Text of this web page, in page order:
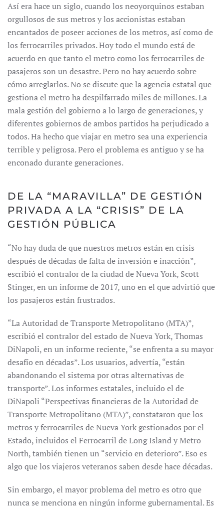
Así era hace un siglo, cuando los neoyorquinos estaban
orgullosos de sus metros y los accionistas estaban
encantados de poseer acciones de los metros, así como de
los ferrocarriles privados. Hoy todo el mundo está de
acuerdo en que tanto el metro como los ferrocarriles de
pasajeros son un desastre. Pero no hay acuerdo sobre
cómo arreglarlos. No se discute que la agencia estatal que
gestiona el metro ha despilfarrado miles de millones. La
mala gestión del gobierno a lo largo de generaciones, y
diferentes gobiernos de ambos partidos ha perjudicado a
todos. Ha hecho que viajar en metro sea una experiencia
terrible y peligrosa. Pero el problema es antiguo y se ha
enconado durante generaciones.
DE LA “MARAVILLA” DE GESTIÓN
PRIVADA A LA “CRISIS” DE LA
GESTIÓN PÚBLICA
“No hay duda de que nuestros metros están en crisis
después de décadas de falta de inversión e inacción”,
escribió el contralor de la ciudad de Nueva York, Scott
Stinger, en un informe de 2017, uno en el que advirtió que
los pasajeros están frustrados.
“La Autoridad de Transporte Metropolitano (MTA)”,
escribió el contralor del estado de Nueva York, Thomas
DiNapoli, en un informe reciente, “se enfrenta a su mayor
desafío en décadas”. Los usuarios, advertía, “están
abandonando el sistema por otras alternativas de
transporte”. Los informes estatales, incluido el de
DiNapoli “Perspectivas financieras de la Autoridad de
Transporte Metropolitano (MTA)”, constataron que los
metros y ferrocarriles de Nueva York gestionados por el
Estado, incluidos el Ferrocarril de Long Island y Metro
North, también tienen un “servicio en deterioro”. Eso es
algo que los viajeros veteranos saben desde hace décadas.
Sin embargo, el mayor problema del metro es otro que
nunca se menciona en ningún informe gubernamental. Es